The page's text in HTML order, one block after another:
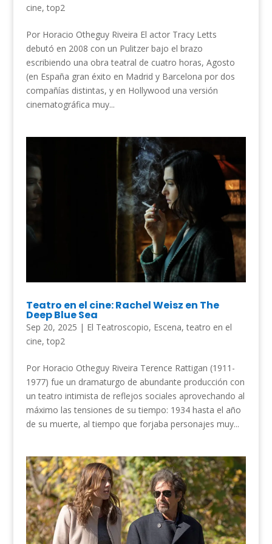
cine,top2
Por Horacio Otheguy Riveira El actor Tracy Letts
debutó en 2008 con un Pulitzer bajo el brazo
escribiendo una obra teatral de cuatro horas, Agosto
(en España gran éxito en Madrid y Barcelona por dos
compañías distintas, y en Hollywood una versión
cinematográfica muy...
Teatro en el cine: Rachel Weisz en The
Deep Blue Sea
Sep 20, 2025 | El Teatroscopio, Escena,teatro en el
cine,top2
Por Horacio Otheguy Riveira Terence Rattigan (1911-
1977) fue un dramaturgo de abundante producción con
un teatro intimista de reflejos sociales aprovechando al
máximo las tensiones de su tiempo: 1934 hasta el año
de su muerte, al tiempo que forjaba personajes muy...